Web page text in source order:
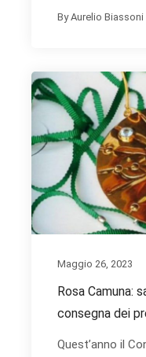
ByAurelio Biassoni
Maggio 26, 2023
Rosa Camuna:
consegna dei
Quest’anno il